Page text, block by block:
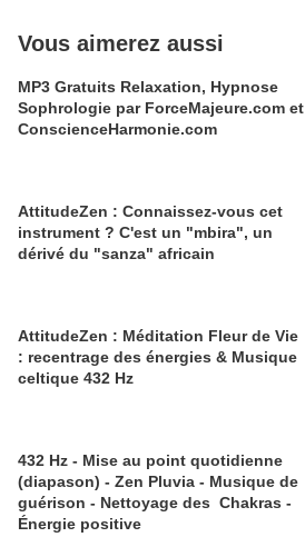
Vous aimerez aussi
MP3 Gratuits Relaxation, Hypnose
Sophrologie par ForceMajeure.com et
ConscienceHarmonie.com
AttitudeZen : Connaissez-vous cet
instrument ? C'est un "mbira", un
dérivé du "sanza" africain
AttitudeZen : Méditation Fleur de Vie
: recentrage des énergies & Musique
celtique 432 Hz
432 Hz - Mise au point quotidienne
(diapason) - Zen Pluvia - Musique de
guérison - Nettoyage des Chakras -
Énergie positive